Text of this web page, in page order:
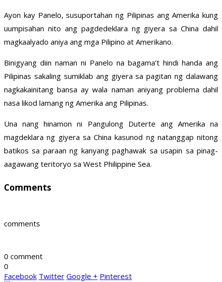
Ayon kay Panelo, susuportahan ng Pilipinas ang Amerika kung
uumpisahan nito ang pagdedeklara ng giyera sa China dahil
magkaalyado aniya ang mga Pilipino at Amerikano.
Binigyang diin naman ni Panelo na bagama’t hindi handa ang
Pilipinas sakaling sumiklab ang giyera sa pagitan ng dalawang
nagkakainitang bansa ay wala naman aniyang problema dahil
nasa likod lamang ng Amerika ang Pilipinas.
Una nang hinamon ni Pangulong Duterte ang Amerika na
magdeklara ng giyera sa China kasunod ng natanggap nitong
batikos sa paraan ng kanyang paghawak sa usapin sa pinag-
aagawang teritoryo sa West Philippine Sea.
Comments
comments
0 comment
0
Facebook Twitter Google + Pinterest